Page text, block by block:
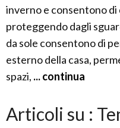
inverno e consentono
proteggendo dagli
da sole consentono di
esterno della casa,
spazi, ... continua
Articoli su :